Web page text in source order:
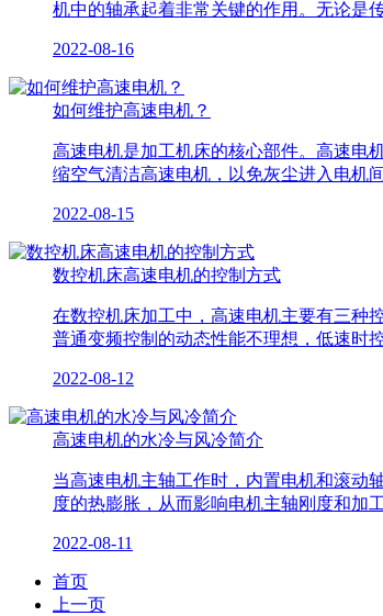
机中的轴承起着非常关键的作用。无论是
2022-08-16
如何维护高速电机？
高速电机是加工机床的核心部件。高速电
缩空气清洁高速电机，以免灰尘进入电机
2022-08-15
数控机床高速电机的控制方式
在数控机床加工中，高速电机主要有三种
普通变频控制的动态性能不理想，低速时
2022-08-12
高速电机的水冷与风冷简介
当高速电机主轴工作时，内置电机和滚动
度的热膨胀，从而影响电机主轴刚度和加
2022-08-11
首页
上一页